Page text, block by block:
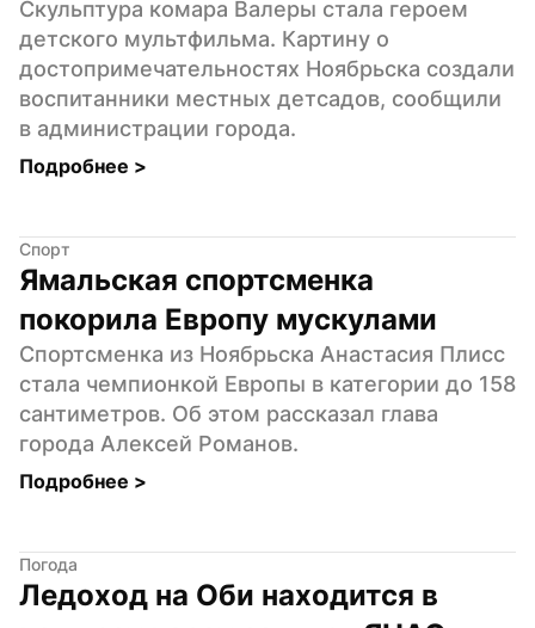
Скульптура комара Валеры стала героем
детского мультфильма. Картину о
достопримечательностях Ноябрьска создали
воспитанники местных детсадов, сообщили
в администрации города.
Подробнее >
Спорт
Ямальская спортсменка
покорила Европу мускулами
Спортсменка из Ноябрьска Анастасия Плисс
стала чемпионкой Европы в категории до 158
сантиметров. Об этом рассказал глава
города Алексей Романов.
Подробнее >
Погода
Ледоход на Оби находится в